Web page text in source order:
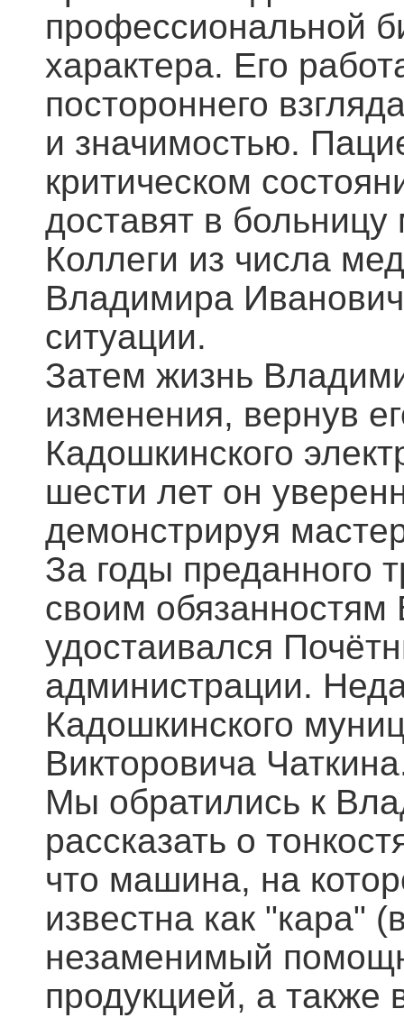
профессиональной
характера. Его
постороннего
и значимостью.
критическом
доставят в
Коллеги из числа
Владимира
ситуации.
Затем жизнь
изменения, вернув
Кадошкинского
шести лет он
демонстрируя
За годы преданного
своим
удостаивался
администрации.
Кадошкинского
Викторовича
Мы обратились к
рассказать о
что машина, на
известна как "кара"
незаменимый
продукцией, а также